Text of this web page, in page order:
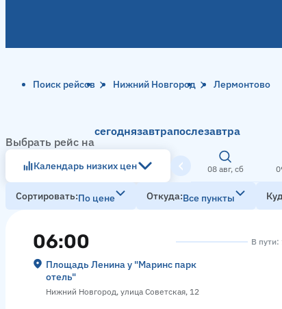
Поиск рейсов Нижний Новгород Лермонтово
Выбрать рейс на
сегоднязавтрапослезавтра
Календарь низких цен 08 авг, сб
Сортировать По цене Откуда Все пункты
06:00
Площадь Ленина у "Маринс парк
отель"
Нижний Новгород, улица Советская, 12
В пути: